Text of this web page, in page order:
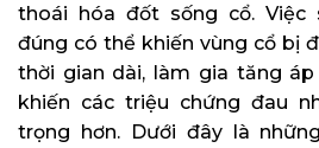
thoái hóa đốt sống cổ. Việc
đúng có thể khiến vùng cổ bị
thời gian dài, làm gia tăng
khiến các triệu chứng đau
trọng hơn. Dưới đây là